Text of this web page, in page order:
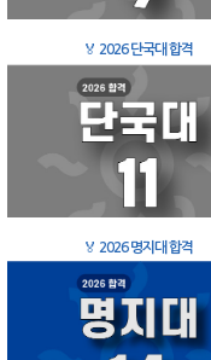
🏅 2026 단국대 합격
🏅 2026 명지대 합격